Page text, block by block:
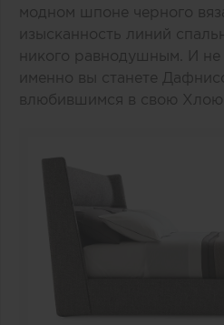
модном шпоне черного
изысканность линий
никого равнодушным. И не
именно вы станете
влюбившимся в свою Хлою.